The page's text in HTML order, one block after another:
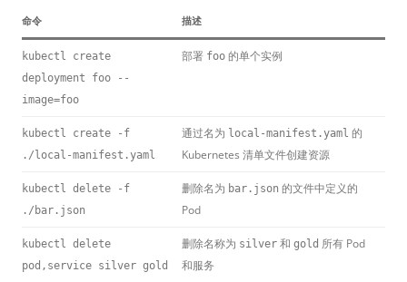
命令 描述
kubectl create
deployment foo --
image=foo
部署 foo 的单个实例
kubectl create -f
./local-manifest.yaml
通过名为 local-manifest.yaml 的
Kubernetes 清单文件创建资源
kubectl delete -f
./bar.json
删除名为 bar.json 的文件中定义的
Pod
kubectl delete
pod,service silver gold
删除名称为 silver 和 gold 所有 Pod
和服务